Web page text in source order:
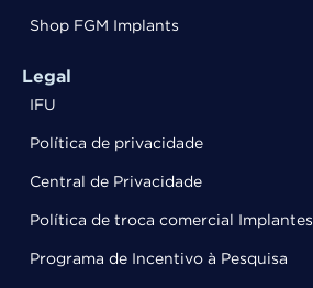
Shop FGM Implants
Legal
IFU
Política de privacidade
Central de Privacidade
Política de troca comercial Implantes
Programa de Incentivo à Pesquisa